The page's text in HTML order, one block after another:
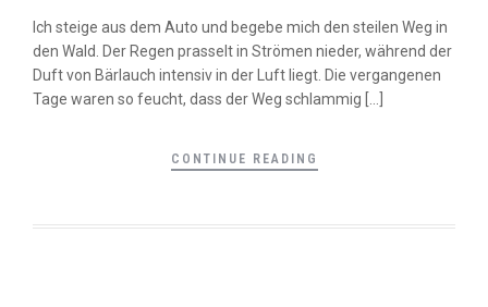
Ich steige aus dem Auto und begebe mich den steilen Weg in
den Wald. Der Regen prasselt in Strömen nieder, während der
Duft von Bärlauch intensiv in der Luft liegt. Die vergangenen
Tage waren so feucht, dass der Weg schlammig […]
CONTINUE READING